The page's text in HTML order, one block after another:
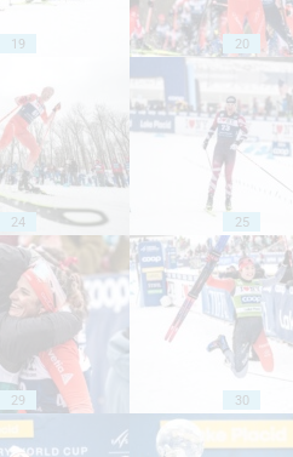
19 20
24 25
29 30